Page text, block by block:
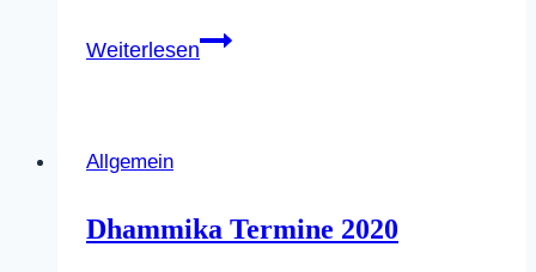
WeiterlesenSoke
zurück
Allgemein
Dhammika Termine 2020